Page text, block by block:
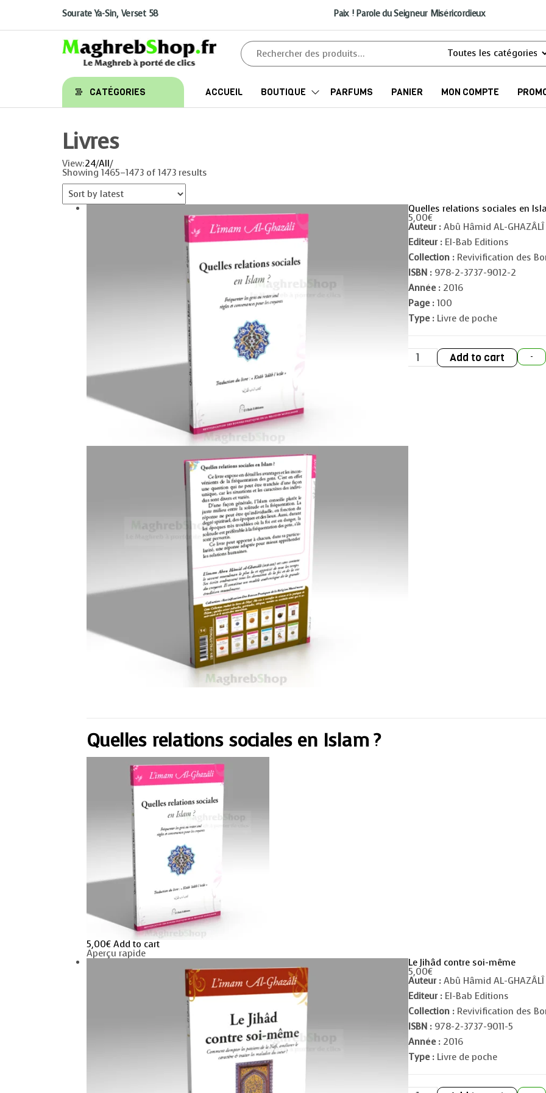
Sourate Ya-Sin, Verset 58 Paix ! Parole du Seigneur Miséricordieux
Maghrebshop
Le
Maghreb
à porter
CATÉGORIES ACCUEIL BOUTIQUE PARFUMS PANIER MON COMPTE
Livres
View:24/All/
Showing 1465–1473 of 1473 results
Quelles relations sociales en
5,00€
Auteur : Abû Hâmid AL-GHAZÂLÎ
Editeur : El-Bab Editions
Collection : Revivification des
ISBN : 978-2-3737-9012-2
Année : 2016
Page : 100
Type : Livre de poche
-
Quelles
relations
sociales
Add to cart
Quelles relations sociales en Islam ?
5,00€ Add to cart
Aperçu rapide
Le Jihâd contre soi-même
5,00€
Auteur : Abû Hâmid AL-GHAZÂLÎ
Editeur : El-Bab Editions
Collection : Revivification des
ISBN : 978-2-3737-9011-5
Année : 2016
Type : Livre de poche
Le